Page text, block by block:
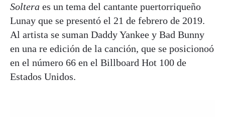
Soltera es un tema del cantante puertorriqueño
Lunay que se presentó el 21 de febrero de 2019.
Al artista se suman Daddy Yankee y Bad Bunny
en una re edición de la canción, que se posicionoó
en el número 66 en el Billboard Hot 100 de
Estados Unidos.